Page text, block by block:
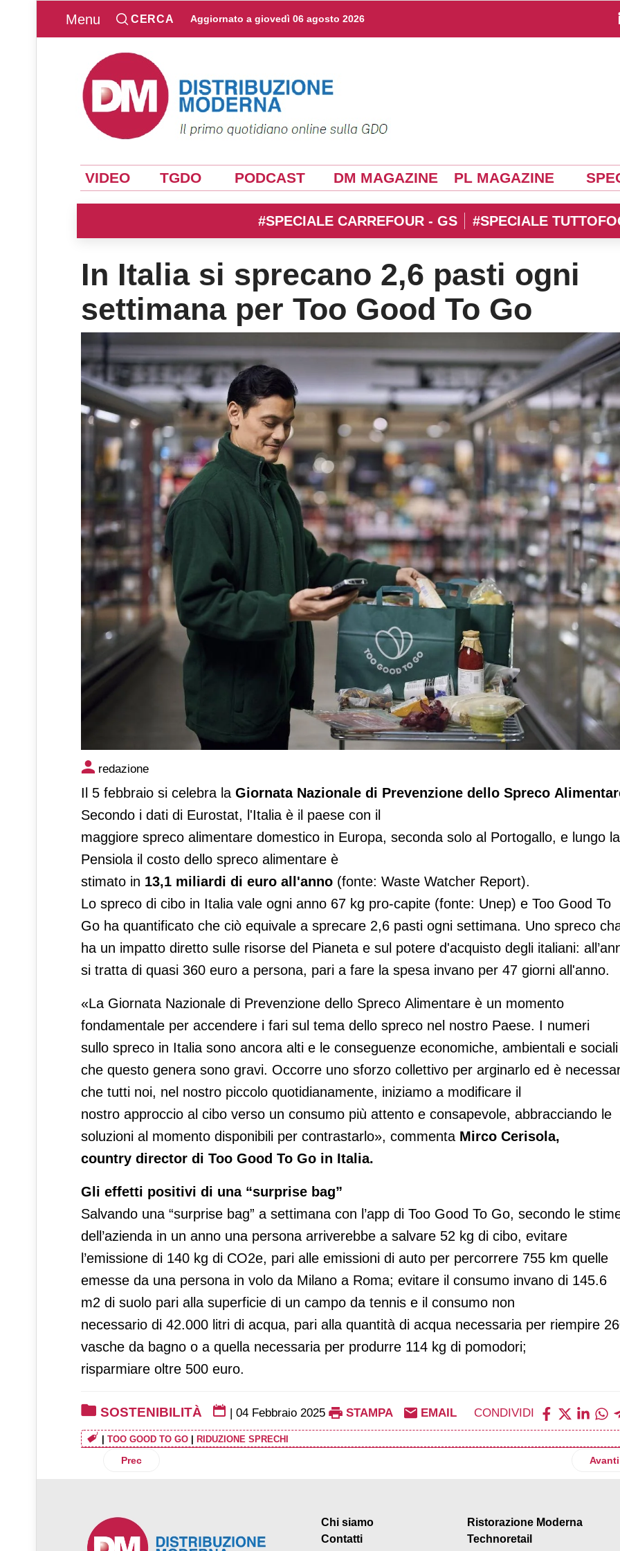
Menu CERCA Aggiornato a giovedì 06 agosto 2026
VIDEO TGDO PODCAST DM MAGAZINE PL MAGAZINE
#SPECIALE CARREFOUR - GS #SPECIALE
In Italia si sprecano 2,6 pasti ogni
settimana per Too Good To Go
In Italia si sprecano 2,6 pasti ogni settimana per Too Good To Go
redazione
Il 5 febbraio si celebra la Giornata Nazionale di Prevenzione dello Spreco
Secondo i dati di Eurostat, l'Italia è il paese con il
maggiore spreco alimentare domestico in Europa, seconda solo al Portogallo, e lungo la
Pensiola il costo dello spreco alimentare è
stimato in 13,1 miliardi di euro all'anno (fonte: Waste Watcher Report).
Lo spreco di cibo in Italia vale ogni anno 67 kg pro-capite (fonte: Unep) e Too Good To
Go ha quantificato che ciò equivale a sprecare 2,6 pasti ogni settimana. Uno spreco
ha un impatto diretto sulle risorse del Pianeta e sul potere d'acquisto degli italiani:
si tratta di quasi 360 euro a persona, pari a fare la spesa invano per 47 giorni all'anno.
«La Giornata Nazionale di Prevenzione dello Spreco Alimentare è un momento
fondamentale per accendere i fari sul tema dello spreco nel nostro Paese. I numeri
sullo spreco in Italia sono ancora alti e le conseguenze economiche, ambientali e sociali
che questo genera sono gravi. Occorre uno sforzo collettivo per arginarlo ed è
che tutti noi, nel nostro piccolo quotidianamente, iniziamo a modificare il
nostro approccio al cibo verso un consumo più attento e consapevole, abbracciando le
soluzioni al momento disponibili per contrastarlo», commenta Mirco Cerisola,
country director di Too Good To Go in Italia.
Gli effetti positivi di una “surprise bag”
Salvando una “surprise bag” a settimana con l’app di Too Good To Go, secondo le
dell’azienda in un anno una persona arriverebbe a salvare 52 kg di cibo, evitare
l’emissione di 140 kg di CO2e, pari alle emissioni di auto per percorrere 755 km quelle
emesse da una persona in volo da Milano a Roma; evitare il consumo invano di 145.6
m2 di suolo pari alla superficie di un campo da tennis e il consumo non
necessario di 42.000 litri di acqua, pari alla quantità di acqua necessaria per riempire
vasche da bagno o a quella necessaria per produrre 114 kg di pomodori;
risparmiare oltre 500 euro.
SOSTENIBILITÀ | 04 Febbraio 2025 STAMPA EMAIL CONDIVIDI
TOO GOOD TO GO RIDUZIONE SPRECHI
Articolo precedente: Eridania dona 198 pacchi alimentari alla Croce Rossa Italiana
Prec Avanti
Chi siamo
Contatti
Ristorazione Moderna
Technoretail